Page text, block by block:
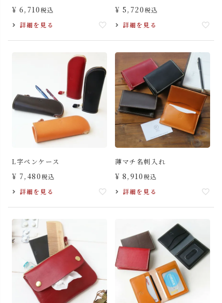
¥ 6,710税込
詳細を見る
¥ 5,720税込
詳細を見る
L字ペンケース
¥ 7,480税込
詳細を見る
薄マチ名刺入れ
¥ 8,910税込
詳細を見る